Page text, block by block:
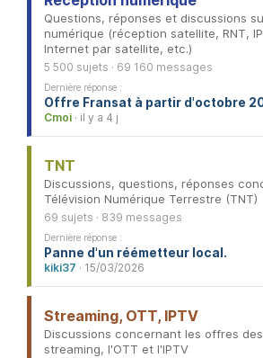
Questions, réponses et discussions
numérique (réception satellite, RNT,
Internet par satellite, etc.)
5 500 sujets · 69 160 messages
Dernière réponse :
Offre Fransat à partir d'octobre
Cmoi · il y a 4 j
TNT
Discussions, questions, réponses
Télévision Numérique Terrestre (TNT)
69 sujets · 839 messages
Dernière réponse :
Panne d'un réémetteur local.
kiki37 · 15/03/2026
Streaming, OTT, IPTV
Discussions concernant les offres
streaming, l'OTT et l'IPTV